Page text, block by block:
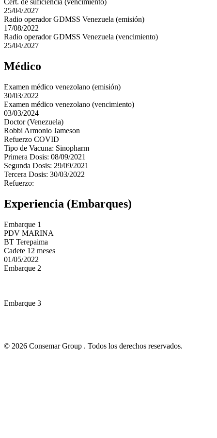
Cert. de suficiencia (vencimiento)
25/04/2027
Radio operador GDMSS Venezuela (emisión)
17/08/2022
Radio operador GDMSS Venezuela (vencimiento)
25/04/2027
Médico
Examen médico venezolano (emisión)
30/03/2022
Examen médico venezolano (vencimiento)
03/03/2024
Doctor (Venezuela)
Robbi Armonio Jameson
Refuerzo COVID
Tipo de Vacuna: Sinopharm
Primera Dosis: 08/09/2021
Segunda Dosis: 29/09/2021
Tercera Dosis: 30/03/2022
Refuerzo:
Experiencia (Embarques)
Embarque 1
PDV MARINA
BT Terepaima
Cadete 12 meses
01/05/2022
Embarque 2
Embarque 3
© 2026 Consemar Group . Todos los derechos reservados.